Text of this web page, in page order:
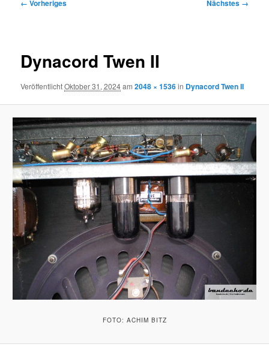
← Vorheriges Nächstes →
Dynacord Twen II
VeröffentlichtOktober 31, 2024am2048 × 1536in Dynacord Twen II
FOTO: ACHIM BITZ